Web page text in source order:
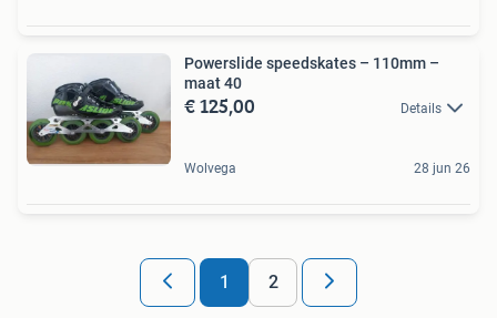
Powerslide speedskates – 110mm –
maat 40
€ 125,00 Details
Wolvega 28 jun 26
1 2